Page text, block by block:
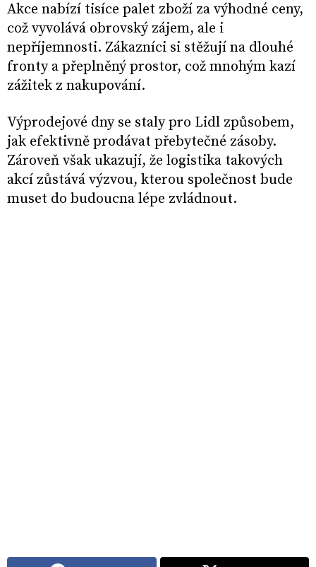
Akce nabízí tisíce palet zboží za výhodné ceny,
což vyvolává obrovský zájem, ale i
nepříjemnosti. Zákazníci si stěžují na dlouhé
fronty a přeplněný prostor, což mnohým kazí
zážitek z nakupování.
Výprodejové dny se staly pro Lidl způsobem,
jak efektivně prodávat přebytečné zásoby.
Zároveň však ukazují, že logistika takových
akcí zůstává výzvou, kterou společnost bude
muset do budoucna lépe zvládnout.